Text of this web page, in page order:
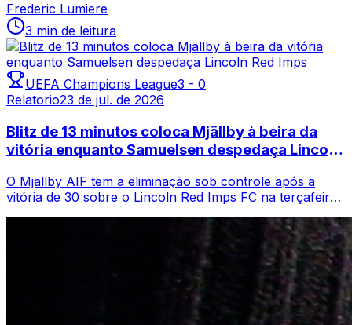
Frederic Lumiere
3 min de leitura
UEFA Champions League3 - 0
Relatorio23 de jul. de 2026
Blitz de 13 minutos coloca Mjällby à beira da
vitória enquanto Samuelsen despedaça Lincoln
O Mjällby AIF tem a eliminação sob controle após a
vitória de 30 sobre o Lincoln Red Imps FC na terçafeira,